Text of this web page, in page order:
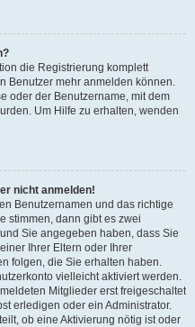
die Registrierung komplett
Benutzer mehr anmelden können.
oder der Benutzername, mit dem
Um Hilfe zu erhalten, wenden
nicht anmelden!
Benutzernamen und das richtige
stimmen, dann gibt es zwei
Sie angegeben haben, dass Sie
Ihrer Eltern oder Ihrer
folgen, die Sie erhalten haben.
vielleicht aktiviert werden.
Mitglieder erst freigeschaltet
erledigen oder ein Administrator.
ob eine Aktivierung nötig ist oder